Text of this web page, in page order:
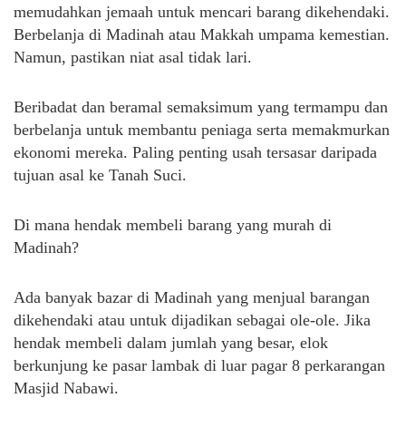
memudahkan jemaah untuk mencari barang dikehendaki.
Berbelanja di Madinah atau Makkah umpama kemestian.
Namun, pastikan niat asal tidak lari.
Beribadat dan beramal semaksimum yang termampu dan
berbelanja untuk membantu peniaga serta memakmurkan
ekonomi mereka. Paling penting usah tersasar daripada
tujuan asal ke Tanah Suci.
Di mana hendak membeli barang yang murah di
Madinah?
Ada banyak bazar di Madinah yang menjual barangan
dikehendaki atau untuk dijadikan sebagai ole-ole. Jika
hendak membeli dalam jumlah yang besar, elok
berkunjung ke pasar lambak di luar pagar 8 perkarangan
Masjid Nabawi.